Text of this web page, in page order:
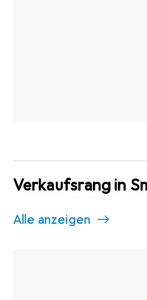
Verkaufsrang in
Alle anzeigen